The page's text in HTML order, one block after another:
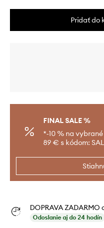
Pridať do
FINAL SALE %
*-10 % na
89 € s kódom:
DOPRAVA ZADARMO
Odoslanie aj do 24 hodín